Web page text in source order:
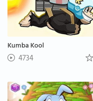
Kumba Kool
4734